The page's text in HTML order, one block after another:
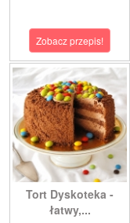
Zobacz przepis!
Tort Dyskoteka -
łatwy,...